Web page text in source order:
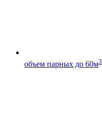
объем парных до 60м3